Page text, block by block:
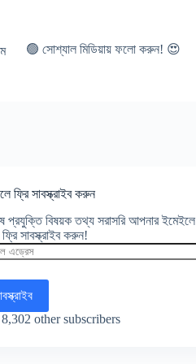
🟢 সোশ্যাল মিডিয়ায় ফলো করুন! 😍
ফ্রি সাবস্ক্রাইব করুন
প্রযুক্তি বিষয়ক তথ্য সরাসরি আপনার ইমেইলে
সাবস্ক্রাইব করুন!
other subscribers